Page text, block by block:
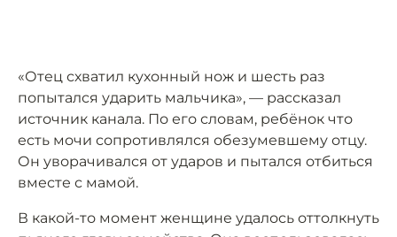
«Отец схватил кухонный нож и шесть раз
попытался ударить мальчика», — рассказал
источник канала. По его словам, ребёнок что
есть мочи сопротивлялся обезумевшему отцу.
Он уворачивался от ударов и пытался отбиться
вместе с мамой.
В какой-то момент женщине удалось оттолкнуть